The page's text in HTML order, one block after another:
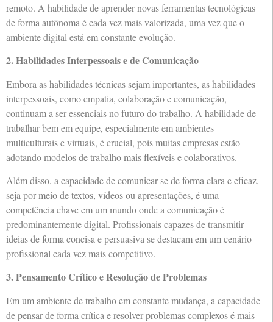
remoto. A habilidade de aprender novas ferramentas tecnológicas
de forma autônoma é cada vez mais valorizada, uma vez que o
ambiente digital está em constante evolução.
2. Habilidades Interpessoais e de Comunicação
Embora as habilidades técnicas sejam importantes, as habilidades
interpessoais, como empatia, colaboração e comunicação,
continuam a ser essenciais no futuro do trabalho. A habilidade de
trabalhar bem em equipe, especialmente em ambientes
multiculturais e virtuais, é crucial, pois muitas empresas estão
adotando modelos de trabalho mais flexíveis e colaborativos.
Além disso, a capacidade de comunicar-se de forma clara e eficaz,
seja por meio de textos, vídeos ou apresentações, é uma
competência chave em um mundo onde a comunicação é
predominantemente digital. Profissionais capazes de transmitir
ideias de forma concisa e persuasiva se destacam em um cenário
profissional cada vez mais competitivo.
3. Pensamento Crítico e Resolução de Problemas
Em um ambiente de trabalho em constante mudança, a capacidade
de pensar de forma crítica e resolver problemas complexos é mais